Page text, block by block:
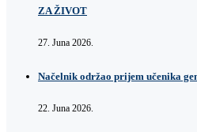
ZA ŽIVOT
27. Juna 2026.
Načelnik održao prijem učenika
22. Juna 2026.